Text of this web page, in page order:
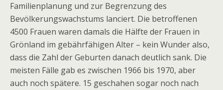
Familienplanung und zur Begrenzung des
Bevölkerungswachstums lanciert. Die betroffenen
4500 Frauen waren damals die Hälfte der Frauen in
Grönland im gebährfähigen Alter – kein Wunder also,
dass die Zahl der Geburten danach deutlich sank. Die
meisten Fälle gab es zwischen 1966 bis 1970, aber
auch noch spätere. 15 geschahen sogar noch nach